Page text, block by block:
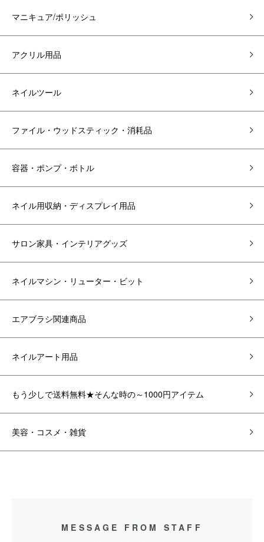
マニキュア/ポリッシュ
アクリル用品
ネイルツール
ファイル・ウッドスティック・消耗品
容器・ポンプ・ボトル
ネイル用収納・ディスプレイ用品
サロン家具・インテリアグッズ
ネイルマシン・リューター・ビット
エアブラシ関連商品
ネイルアート用品
もう少しで送料無料★そんな時の～1000円アイテム
美容・コスメ・雑貨
MESSAGE FROM STAFF